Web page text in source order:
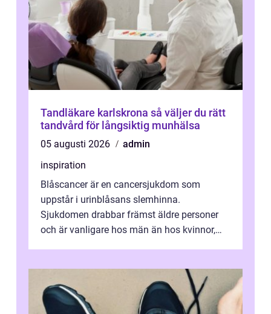
Tandläkare karlskrona så väljer du rätt
tandvård för långsiktig munhälsa
05 augusti 2026
admin
inspiration
Blåscancer är en cancersjukdom som
uppstår i urinblåsans slemhinna.
Sjukdomen drabbar främst äldre personer
och är vanligare hos män än hos kvinnor,